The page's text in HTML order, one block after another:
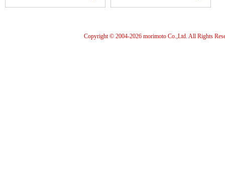
Copyright © 2004-2026 morimoto Co.,Ltd. All Rights